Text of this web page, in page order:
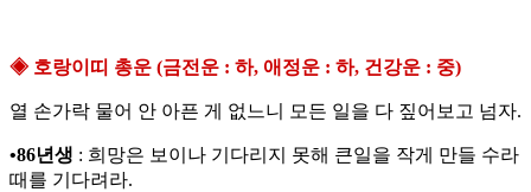
◈ 호랑이띠 총운 (금전운 : 하, 애정운 : 하, 건강운 : 중)
열 손가락 물어 안 아픈 게 없느니 모든 일을 다 짚어보고 넘자.
•86년생 : 희망은 보이나 기다리지 못해 큰일을 작게 만들 수라
때를 기다려라.